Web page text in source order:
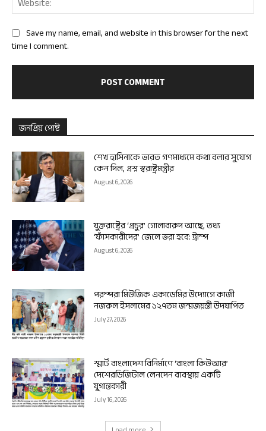
Save my name, email, and website in this browser for the next
time I comment.
জনপ্রিয় পোষ্ট
শেখ হাসিনাকে ভারত গণমাধ্যমে কথা বলার সুযোগ
কেন দিল, প্রশ্ন স্বরাষ্ট্রমন্ত্রীর
August 6, 2026
যুক্তরাষ্ট্রের ‘প্রচুর’ গোলাবারুদ আছে, তথ্য
‘ফাঁসকারীদের’ জেলে ভরা হবে: ট্রাম্প
August 6, 2026
পরম্পরা মিউজিক একাডেমির উদ্যোগে কাজী
নজরুল ইসলামের ১২৭তম জন্মজয়ন্তী উদযাপিত
July 27, 2026
স্মার্ট বাংলাদেশ বিনির্মাণে ‘বাংলা কিউআর’
দেশেরডিজিটাল লেনদেন ব্যবস্থায় একটি
যুগান্তকারী
July 16, 2026